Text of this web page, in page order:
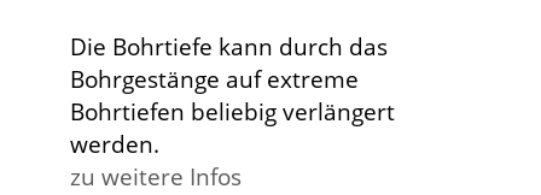
Die Bohrtiefe kann durch das
Bohrgestänge auf extreme
Bohrtiefen beliebig verlängert
werden.
zu weitere Infos